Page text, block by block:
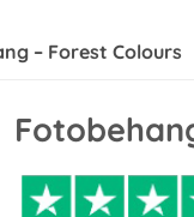
– Forest Colours